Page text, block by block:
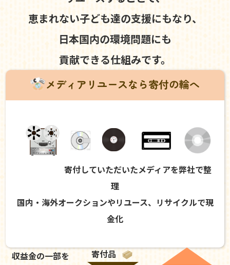
恵まれない子ども達の支援にもなり、
日本国内の環境問題にも
貢献できる仕組みです。
メディアリユースなら寄付の輪へ
寄付していただいたメディアを弊社で整
理
国内・海外オークションやリユース、リサイクルで現
金化
収益金の一部を
寄付品